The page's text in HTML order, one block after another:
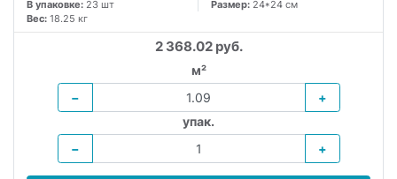
В упаковке: 23 шт Размер: 24*24 см
Вес: 18.25 кг
2 368.02 руб.
м²
−
+
упак.
−
+